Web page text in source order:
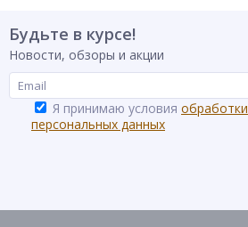
Будьте в курсе!
Новости, обзоры и акции
Я принимаю условия обработки
персональных данных